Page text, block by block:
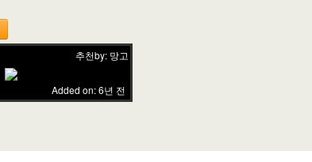
추천by: 망고
Added on: 6년 전